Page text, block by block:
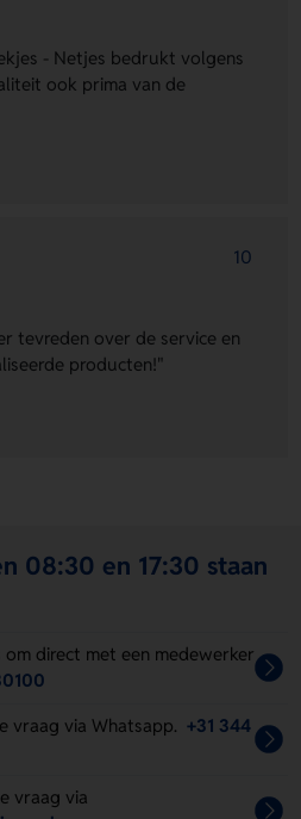
- Netjes bedrukt volgens
ook prima van de
10
tevreden over de service en
producten!"
08:30 en 17:30 staan
om direct met een medewerker
vraag via Whatsapp. +31 344
vraag via